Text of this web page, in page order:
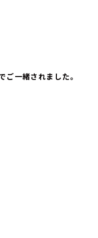
一緒されました。